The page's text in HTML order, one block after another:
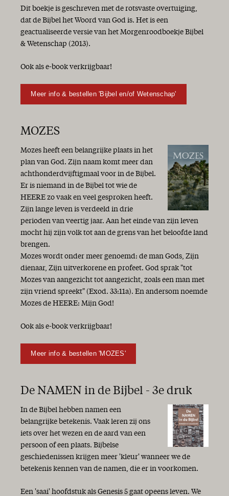
Dit boekje is geschreven met de rotsvaste overtuiging,
dat de Bijbel het Woord van God is. Het is een
geactualiseerde versie van het Morgenroodboekje Bijbel
& Wetenschap (2013).
Ook als e-book verkrijgbaar!
Meer info & bestellen 'Bijbel en/of Wetenschap'
MOZES
Mozes heeft een belangrijke plaats in het
plan van God. Zijn naam komt meer dan
achthonderdvijftigmaal voor in de Bijbel.
Er is niemand in de Bijbel tot wie de
HEERE zo vaak en veel gesproken heeft.
Zijn lange leven is verdeeld in drie
perioden van veertig jaar. Aan het einde van zijn leven
mocht hij zijn volk tot aan de grens van het beloofde land
brengen.
Mozes wordt onder meer genoemd: de man Gods, Zijn
dienaar, Zijn uitverkorene en profeet. God sprak "tot
Mozes van aangezicht tot aangezicht, zoals een man met
zijn vriend spreekt" (Exod. 33:11a). En andersom noemde
Mozes de HEERE: Mijn God!
Ook als e-book verkrijgbaar!
Meer info & bestellen 'MOZES'
De NAMEN in de Bijbel - 3e druk
In de Bijbel hebben namen een
belangrijke betekenis. Vaak leren zij ons
iets over het wezen en de aard van een
persoon of een plaats. Bijbelse
geschiedenissen krijgen meer 'kleur' wanneer we de
betekenis kennen van de namen, die er in voorkomen.
Een 'saai' hoofdstuk als Genesis 5 gaat opeens leven. We